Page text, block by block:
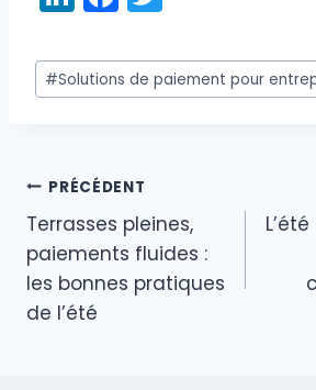
n
k
e
n
a
c
e
o
o
k
itt
er
Étiquettes
de
#Solutions de paiement pour
Navigation
de
l’article
PRÉCÉDENT
Terrasses pleines,
paiements fluides :
les bonnes pratiques
de l’été